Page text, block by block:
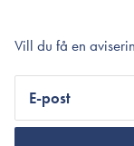
Vill du få en
E-post